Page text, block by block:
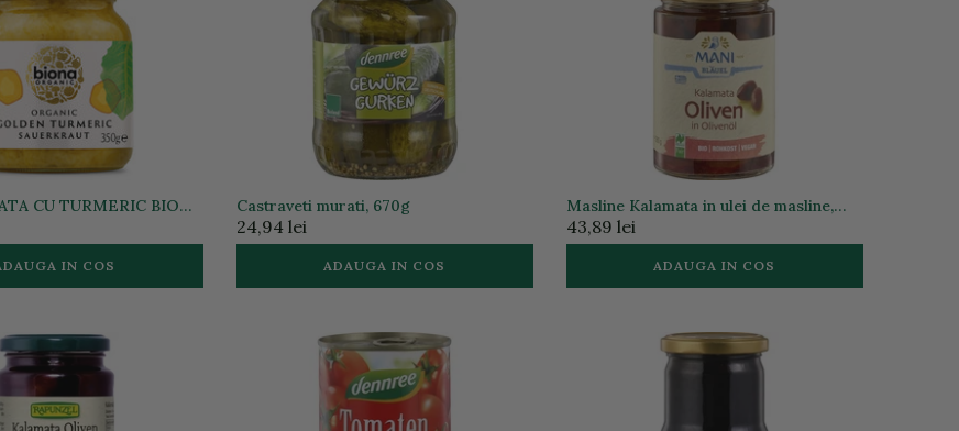
CU TURMERIC BIO
IN COS
Castraveti murati, 670g
24,94 lei
ADAUGA IN COS
Masline Kalamata in ulei de masline,
280g
43,89 lei
ADAUGA IN COS